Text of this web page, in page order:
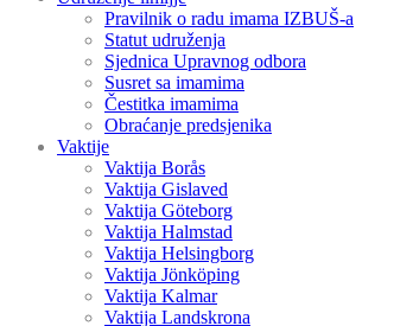
Pravilnik o radu imama IZBUŠ-a
Statut udruženja
Sjednica Upravnog odbora
Susret sa imamima
Čestitka imamima
Obraćanje predsjenika
Vaktije
Vaktija Borås
Vaktija Gislaved
Vaktija Göteborg
Vaktija Halmstad
Vaktija Helsingborg
Vaktija Jönköping
Vaktija Kalmar
Vaktija Landskrona